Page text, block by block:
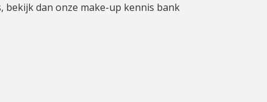
bekijk dan onze make-up kennis bank